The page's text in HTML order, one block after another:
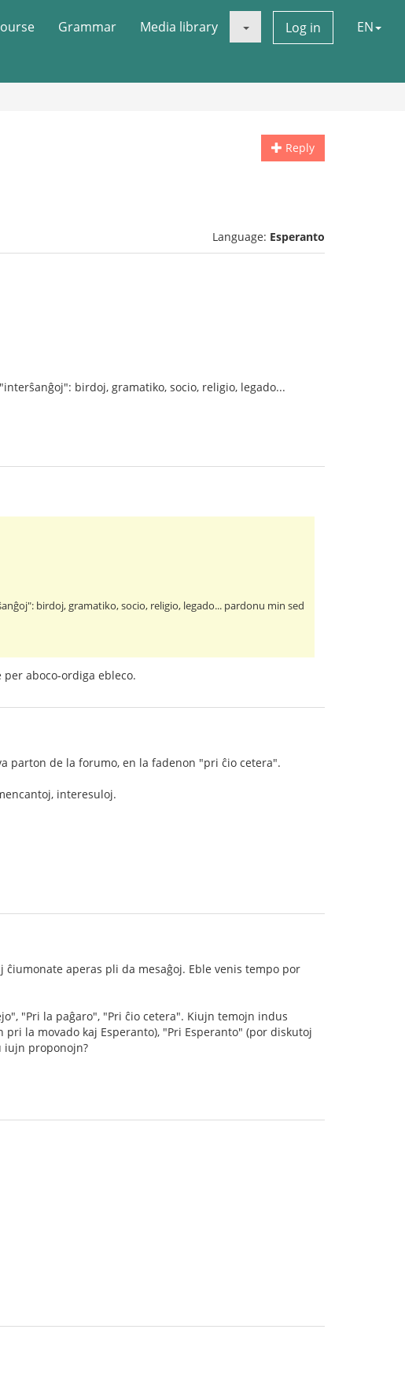
Grammar Media library Log in EN
Reply
Language: Esperanto
birdoj, gramatiko, socio, religio, legado...
birdoj, gramatiko, socio, religio, legado... pardonu min sed
aboco-ordiga ebleco.
parton de la forumo, en la fadenon "pri ĉio cetera".
interesuloj.
aperas pli da mesaĝoj. Eble venis tempo por
"Pri la paĝaro", "Pri ĉio cetera". Kiujn temojn indus
la movado kaj Esperanto), "Pri Esperanto" (por diskutoj
iujn proponojn?